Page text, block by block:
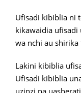
Ufisadi kibiblia ni
kikawaidia
wa nchi au shirika
Lakini kibiblia
Ufisadi kibiblia
uzinzi na